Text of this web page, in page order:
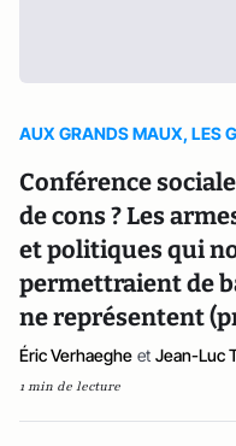
AUX GRANDS MAUX, LES
Conférence
de cons ? Les
et politiques qui
permettraient de
ne représentent
Éric Verhaeghe et Jean-Luc
1 min de lecture